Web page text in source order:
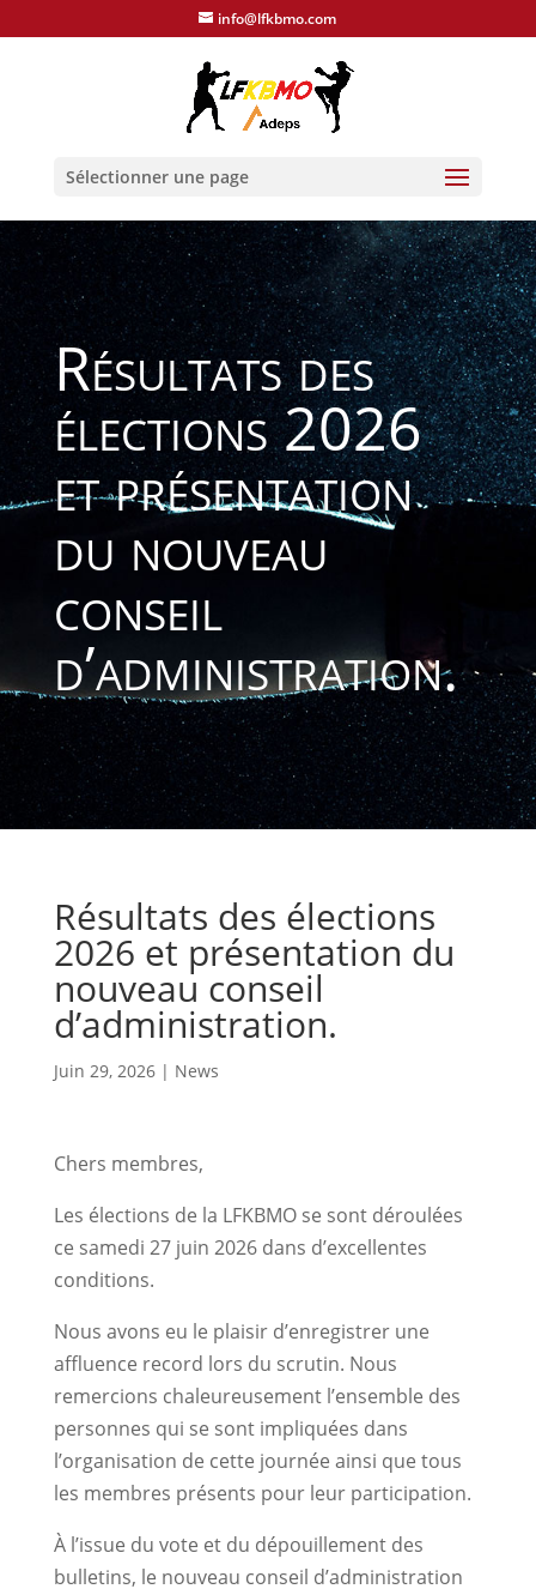
info@lfkbmo.com
Sélectionner une page
Résultats des
élections 2026
et présentation
du nouveau
conseil
d’administration.
Résultats des élections
2026 et présentation du
nouveau conseil
d’administration.
Juin 29, 2026| News
Chers membres,
Les élections de la LFKBMO se sont déroulées
ce samedi 27 juin 2026 dans d’excellentes
conditions.
Nous avons eu le plaisir d’enregistrer une
affluence record lors du scrutin. Nous
remercions chaleureusement l’ensemble des
personnes qui se sont impliquées dans
l’organisation de cette journée ainsi que tous
les membres présents pour leur participation.
À l’issue du vote et du dépouillement des
bulletins, le nouveau conseil d’administration